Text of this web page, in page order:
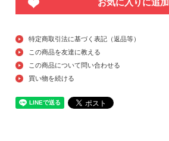
お気に入りに追加
特定商取引法に基づく表記（返品等）
この商品を友達に教える
この商品について問い合わせる
買い物を続ける